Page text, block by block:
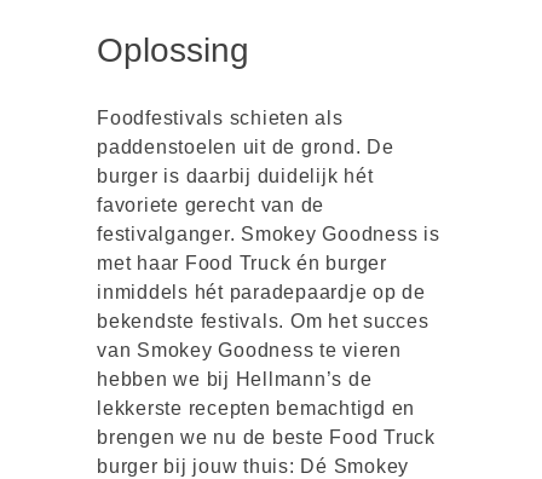
Oplossing
Foodfestivals schieten als
paddenstoelen uit de grond. De
burger is daarbij duidelijk hét
favoriete gerecht van de
festivalganger. Smokey Goodness is
met haar Food Truck én burger
inmiddels hét paradepaardje op de
bekendste festivals. Om het succes
van Smokey Goodness te vieren
hebben we bij Hellmann’s de
lekkerste recepten bemachtigd en
brengen we nu de beste Food Truck
burger bij jouw thuis: Dé Smokey